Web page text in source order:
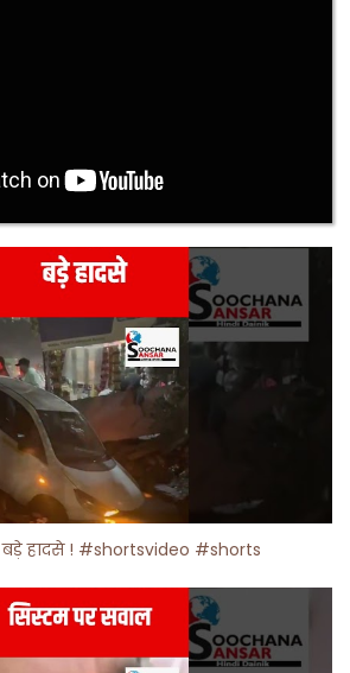
हादसे ! #shortsvideo #shorts